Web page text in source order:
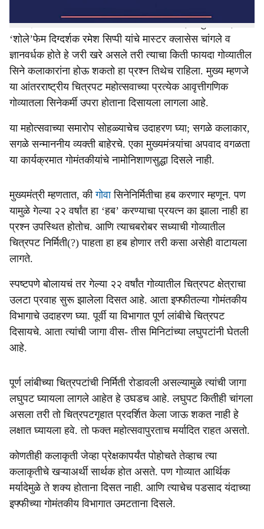
परत एकदा हाती काहीच लागले नाही. आमीर खान, अनुपम खेर,
‘शोले’फेम दिग्दर्शक रमेश सिप्पी यांचे मास्टर क्लासेस चांगले व
ज्ञानवर्धक होते हे जरी खरे असले तरी त्याचा किती फायदा गोव्यातील
सिने कलाकारांना होऊ शकतो हा प्रश्न तिथेच राहिला. मुख्य म्हणजे
या आंतरराष्ट्रीय चित्रपट महोत्सवाच्या प्रत्येक आवृत्तीगणिक
गोव्यातला सिनेकर्मी उपरा होताना दिसायला लागला आहे.
या महोत्सवाच्या समारोप सोहळ्याचेच उदाहरण घ्या; सगळे कलाकार,
सगळे सन्माननीय व्यक्ती बाहेरचे. एका मुख्यमंत्र्यांचा अपवाद वगळता
या कार्यक्रमात गोमंतकीयांचे नामोनिशाणसुद्धा दिसले नाही.
मुख्यमंत्री म्हणतात, कीगोवासिनेनिर्मितीचा हब करणार म्हणून. पण
यामुळे गेल्या २२ वर्षांत हा ‘हब’ करण्याचा प्रयत्न का झाला नाही हा
प्रश्न उपस्थित होतोच. आणि त्याचबरोबर सध्याची गोव्यातील
चित्रपट निर्मिती(?) पाहता हा हब होणार तरी कसा असेही वाटायला
लागते.
स्पष्टपणे बोलायचं तर गेल्या २२ वर्षांत गोव्यातील चित्रपट क्षेत्राचा
उलटा प्रवाह सुरू झालेला दिसत आहे. आता इफ्फीतल्या गोमंतकीय
विभागाचे उदाहरण घ्या. पूर्वी या विभागात पूर्ण लांबीचे चित्रपट
दिसायचे. आता त्यांची जागा वीस- तीस मिनिटांच्या लघुपटांनी घेतली
आहे.
पूर्ण लांबीच्या चित्रपटांची निर्मिती रोडावली असल्यामुळे त्यांची जागा
लघुपट घ्यायला लागले आहेत हे उघडच आहे. लघुपट कितीही चांगला
असला तरी तो चित्रपटगृहात प्रदर्शित केला जाऊ शकत नाही हे
लक्षात घ्यायला हवे. तो फक्त महोत्सवापुरताच मर्यादित राहत असतो.
कोणतीही कलाकृती जेव्हा प्रेक्षकापर्यंत पोहोचते तेव्हाच त्या
कलाकृतीचे खऱ्याअर्थी सार्थक होत असते. पण गोव्यात आर्थिक
मर्यादेमुळे ते शक्य होताना दिसत नाही. आणि त्याचेच पडसाद यंदाच्या
इफ्फीच्या गोमंतकीय विभागात उमटताना दिसले.